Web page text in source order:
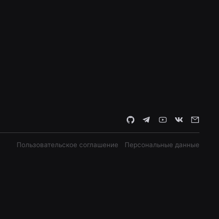
Пользовательское соглашение Персональные данные